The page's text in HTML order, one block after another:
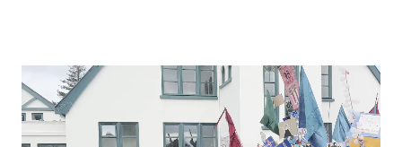
Stundaskrár
Valgreinar